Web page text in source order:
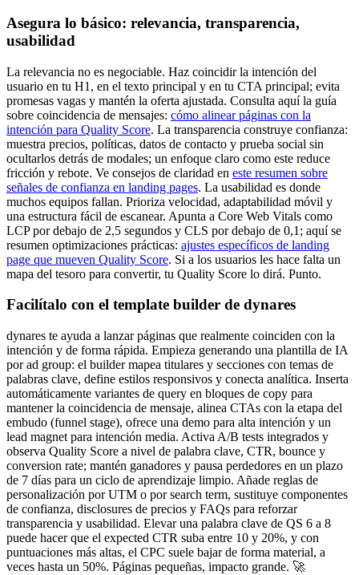
Asegura lo básico: relevancia, transparencia,
usabilidad
La relevancia no es negociable. Haz coincidir la intención del
usuario en tu H1, en el texto principal y en tu CTA principal; evita
promesas vagas y mantén la oferta ajustada. Consulta aquí la guía
sobre coincidencia de mensajes: cómo alinear páginas con la
intención para Quality Score. La transparencia construye confianza:
muestra precios, políticas, datos de contacto y prueba social sin
ocultarlos detrás de modales; un enfoque claro como este reduce
fricción y rebote. Ve consejos de claridad en este resumen sobre
señales de confianza en landing pages. La usabilidad es donde
muchos equipos fallan. Prioriza velocidad, adaptabilidad móvil y
una estructura fácil de escanear. Apunta a Core Web Vitals como
LCP por debajo de 2,5 segundos y CLS por debajo de 0,1; aquí se
resumen optimizaciones prácticas: ajustes específicos de landing
page que mueven Quality Score. Si a los usuarios les hace falta un
mapa del tesoro para convertir, tu Quality Score lo dirá. Punto.
Facilítalo con el template builder de dynares
dynares te ayuda a lanzar páginas que realmente coinciden con la
intención y de forma rápida. Empieza generando una plantilla de IA
por ad group: el builder mapea titulares y secciones con temas de
palabras clave, define estilos responsivos y conecta analítica. Inserta
automáticamente variantes de query en bloques de copy para
mantener la coincidencia de mensaje, alinea CTAs con la etapa del
embudo (funnel stage), ofrece una demo para alta intención y un
lead magnet para intención media. Activa A/B tests integrados y
observa Quality Score a nivel de palabra clave, CTR, bounce y
conversion rate; mantén ganadores y pausa perdedores en un plazo
de 7 días para un ciclo de aprendizaje limpio. Añade reglas de
personalización por UTM o por search term, sustituye componentes
de confianza, disclosures de precios y FAQs para reforzar
transparencia y usabilidad. Elevar una palabra clave de QS 6 a 8
puede hacer que el expected CTR suba entre 10 y 20%, y con
puntuaciones más altas, el CPC suele bajar de forma material, a
veces hasta un 50%. Páginas pequeñas, impacto grande. 🚀